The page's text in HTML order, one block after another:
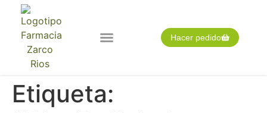
Hacer pedido
Etiqueta: